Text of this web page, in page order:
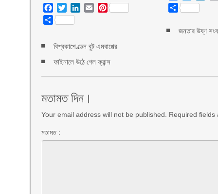
Facebook
TwitterLinkedIn
EmailPinterest
Share
Share
জনতার উষ্ণ
বিশ্বকাপে ল্ডেন বুট এমবাপ্পের
ফাইনালে উঠে গেল ফ্রান্স
মতামত দিন।
Your email address will not be published. Required fields
মতামত :